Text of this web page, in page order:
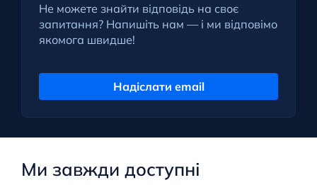
Не можете знайти відповідь на своє
запитання? Напишіть нам — і ми відповімо
якомога швидше!
Надіслати email
Ми завжди доступні